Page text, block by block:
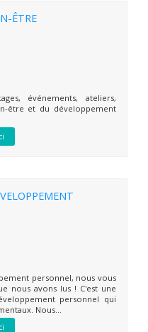
ÊTRE
événements, ateliers,
être et du développement
personnel, nous vous
nous avons lus ! C'est une
personnel qui
Nous...